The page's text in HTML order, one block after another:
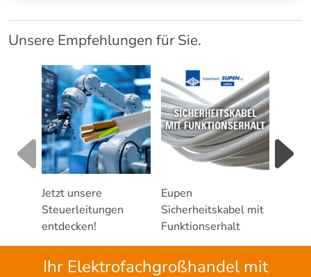
Unsere Empfehlungen für Sie.
Jetzt unsere
Steuerleitungen
entdecken!
Eupen
Sicherheitskabel mit
Funktionserhalt
Ihr Elektrofachgroßhandel mit